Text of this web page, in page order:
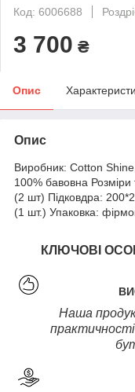
Код: 6006688
3 700 ₴
Опис
Опис
Виробник: Cotton
100% бавовна
(2 шт) Підковдра:
(1 шт.) Упаковка:
КЛЮЧОВІ
Наша